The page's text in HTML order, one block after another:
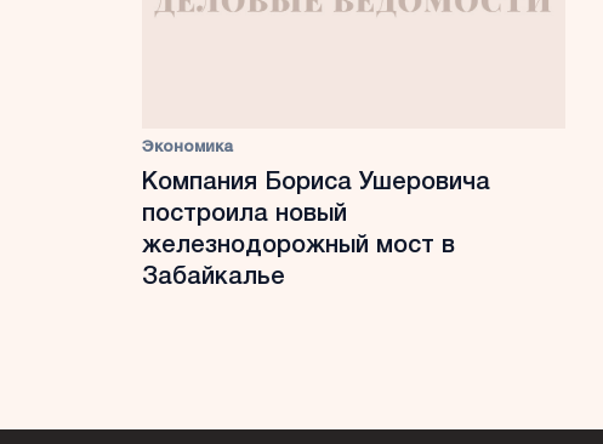
Экономика
Компания Бориса Ушеровича
построила новый
железнодорожный мост в
Забайкалье